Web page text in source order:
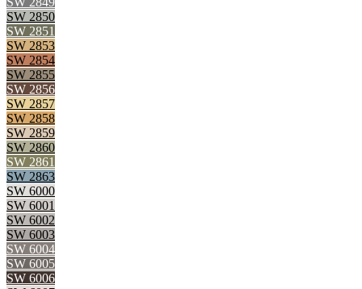
SW 2850
SW 2851
SW 2853
SW 2854
SW 2855
SW 2856
SW 2857
SW 2858
SW 2859
SW 2860
SW 2861
SW 2863
SW 6000
SW 6001
SW 6002
SW 6003
SW 6004
SW 6005
SW 6006